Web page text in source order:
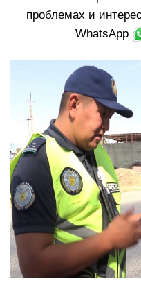
проблемах и
WhatsApp